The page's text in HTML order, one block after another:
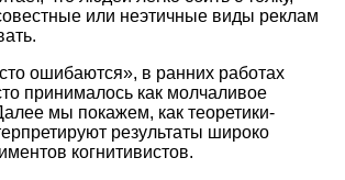
или неэтичные виды реклам
ошибаются», в ранних работах
принималось как молчаливое
мы покажем, как теоретики-
результаты широко
когнитивистов.